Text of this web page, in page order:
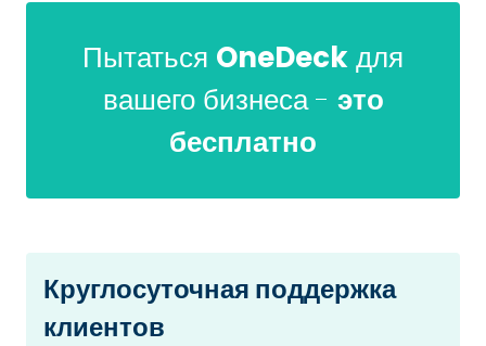
Пытаться OneDeckдля
вашего бизнеса - это
бесплатно
Круглосуточная поддержка
клиентов